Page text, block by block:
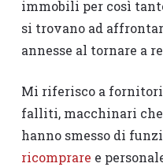
immobili per così
si trovano ad
annesse al tornare a
Mi riferisco a
falliti, macchinari
hanno smesso di
ricomprare e